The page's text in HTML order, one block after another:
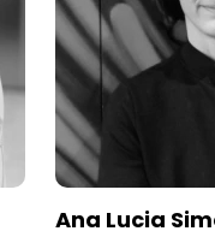
Ana Lucia